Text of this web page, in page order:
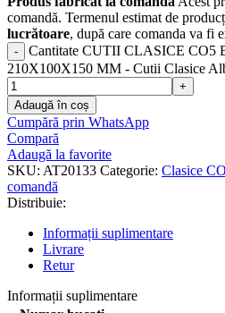
comandă. Termenul estimat de
lucrătoare, după care comanda va fi
Cantitate CUTII CLASICE CO5
210X100X150 MM - Cutii Clasice
Adaugă în coș
Cumpără prin WhatsApp
Compară
Adaugă la favorite
SKU: AT20133 Categorie: Clasice
comandă
Distribuie:
Informații suplimentare
Livrare
Retur
Informații suplimentare